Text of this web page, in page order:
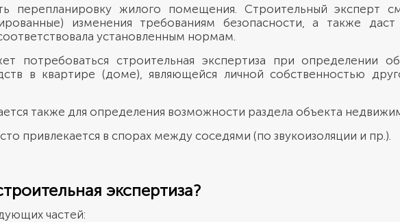
перепланировку жилого помещения. Строительный эксперт
изменения требованиям безопасности, а также
установленным нормам.
потребоваться строительная экспертиза при определении
в квартире (доме), являющейся личной собственностью
также для определения возможности раздела объекта
привлекается в спорах между соседями (по звукоизоляции и пр.).
экспертиза?
частей: